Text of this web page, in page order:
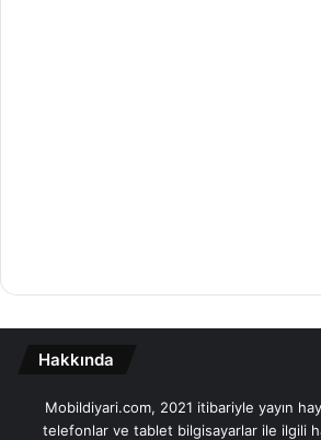
Hakkında
Mobildiyari.com, 2021 itibariyle yayın
telefonlar ve tablet bilgisayarlar ile ilgili